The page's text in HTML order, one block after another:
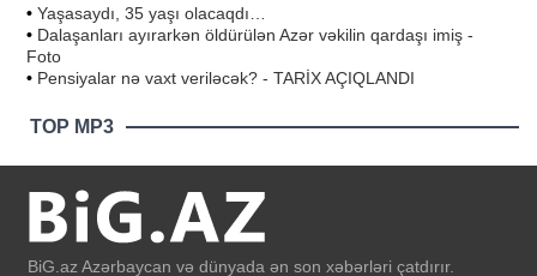
• Yaşasaydı, 35 yaşı olacaqdı…
• Dalaşanları ayırarkən öldürülən Azər vəkilin qardaşı imiş -
Foto
• Pensiyalar nə vaxt veriləcək? - TARİX AÇIQLANDI
TOP MP3
BiG.az Azərbaycan və dünyada ən son xəbərləri çatdırır.